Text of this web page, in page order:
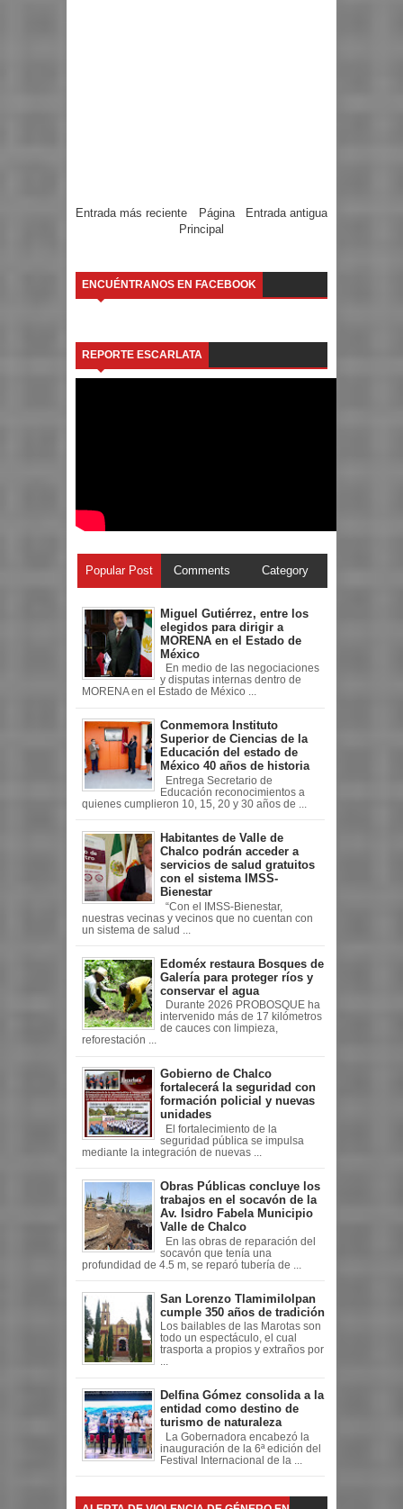
Entrada más reciente Entrada antigua
Página
Principal
ENCUÉNTRANOS EN FACEBOOK
REPORTE ESCARLATA
Popular Post Comments Category
Miguel Gutiérrez, entre los
elegidos para dirigir a
MORENA en el Estado de
México
En medio de las negociaciones
y disputas internas dentro de
MORENA en el Estado de México ...
Conmemora Instituto
Superior de Ciencias de la
Educación del estado de
México 40 años de historia
Entrega Secretario de
Educación reconocimientos a
quienes cumplieron 10, 15, 20 y 30 años de ...
Habitantes de Valle de
Chalco podrán acceder a
servicios de salud gratuitos
con el sistema IMSS-
Bienestar
“Con el IMSS-Bienestar,
nuestras vecinas y vecinos que no cuentan con
un sistema de salud ...
Edoméx restaura Bosques de
Galería para proteger ríos y
conservar el agua
Durante 2026 PROBOSQUE ha
intervenido más de 17 kilómetros
de cauces con limpieza,
reforestación ...
Gobierno de Chalco
fortalecerá la seguridad con
formación policial y nuevas
unidades
El fortalecimiento de la
seguridad pública se impulsa
mediante la integración de nuevas ...
Obras Públicas concluye los
trabajos en el socavón de la
Av. Isidro Fabela Municipio
Valle de Chalco
En las obras de reparación del
socavón que tenía una
profundidad de 4.5 m, se reparó tubería de ...
San Lorenzo Tlamimilolpan
cumple 350 años de tradición
Los bailables de las Marotas son
todo un espectáculo, el cual
trasporta a propios y extraños por
Delfina Gómez consolida a la
entidad como destino de
turismo de naturaleza
La Gobernadora encabezó la
inauguración de la 6ª edición del
Festival Internacional de la ...